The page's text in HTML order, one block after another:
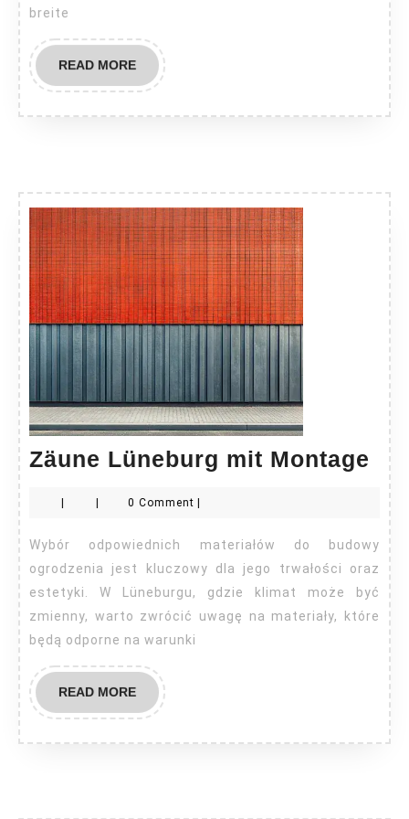
breite
READ MOREREAD
MORE
Zäune Lüneburg mit Montage
mit
| | 0 Comment |
Wybór odpowiednich materiałów do budowy
ogrodzenia jest kluczowy dla jego trwałości oraz
estetyki. W Lüneburgu, gdzie klimat może być
zmienny, warto zwrócić uwagę na materiały, które
będą odporne na warunki
READ MOREREAD
MORE